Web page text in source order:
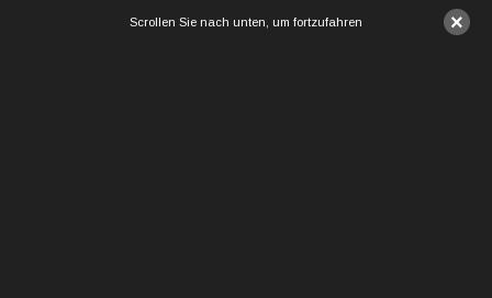
×
Scrollen Sie nach unten, um fortzufahren